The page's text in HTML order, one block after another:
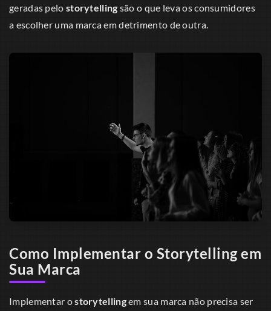
geradas pelo storytelling são o que leva os consumidores
a escolher uma marca em detrimento de outra.
Como Implementar o Storytelling em
Sua Marca
Implementar ostorytellingem sua marca não precisa ser